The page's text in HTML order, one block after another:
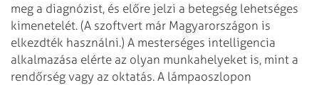
meg a diagnózist, és előre jelzi a betegség lehetséges
kimenetelét. (A szoftvert már Magyarországon is
elkezdték használni.) A mesterséges intelligencia
alkalmazása elérte az olyan munkahelyeket is, mint a
rendőrség vagy az oktatás. A lámpaoszlopon